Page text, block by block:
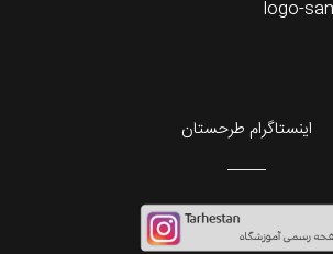
اینستاگرام طرحستان